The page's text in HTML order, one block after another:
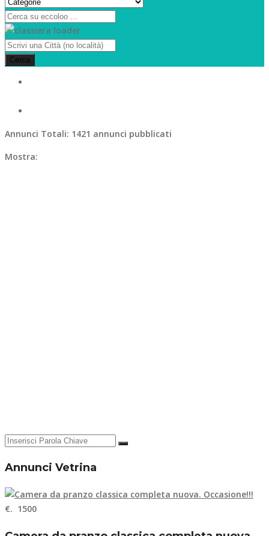
Cerca
Annunci Totali: 1421 annunci pubblicati
Mostra:
Annunci Vetrina
€. 1500